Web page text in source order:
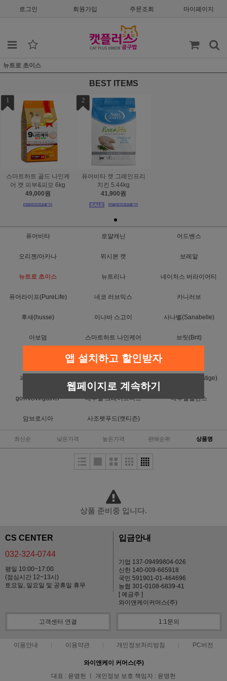
로그인 회원가입 주문조회 마이페이지
뉴트로 초이스
BEST ITEMS
1
스마트하트 골드 나인케
어 캣 피부&피모 6kg
49,000원
2
퓨어비타 캣 그레인프리
치킨 5.44kg
41,900원
퓨어비타 로얄캐닌 어드밴스
오리젠/아카나 위시본 캣 보레알
뉴트로 초이스 뉴트리나 네이처스 버라이어티
퓨어라이프(PureLife) 네코 러브믹스 카니러브
후새(husse) 이나바 스고이 사나벨(Sanabelle)
아보덤 스마트하트 나인케어 브릿(Brit)
캐츠랑
퍼스트초이스 프레스티지(Prestige)
go!/NOW/gather 내추럴 그레이트니스 내추럴발란스
암브로시아 사조펫푸드(캣티즌)
최신순 낮은가격 높은가격 판매순위 상품명
상품 준비중 입니다.
CS CENTER
032-324-0744
평일 10:00~17:00
(점심시간 12~13시)
토요일, 일요일 및 공휴일 휴무
입금안내
기업 137-09499804-026
신한 140-009-665918
국민 591901-01-464696
농협 301-0108-6839-41
[ 예금주 ]
와이앤케이커머스(주)
고객센터 연결 1:1문의
이용안내 이용약관 개인정보처리방침 PC버전
와이앤케이 커머스(주)
대표 : 윤명헌 ㅣ 개인정보 보호 책임자 : 윤명헌
앱 설치하고 할인받자
웹페이지로 계속하기